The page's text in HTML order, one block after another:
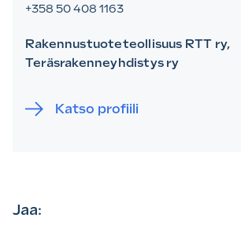
+358 50 408 1163
Rakennustuoteteollisuus RTT ry,
Teräsrakenneyhdistys ry
Katso profiili
Jaa: